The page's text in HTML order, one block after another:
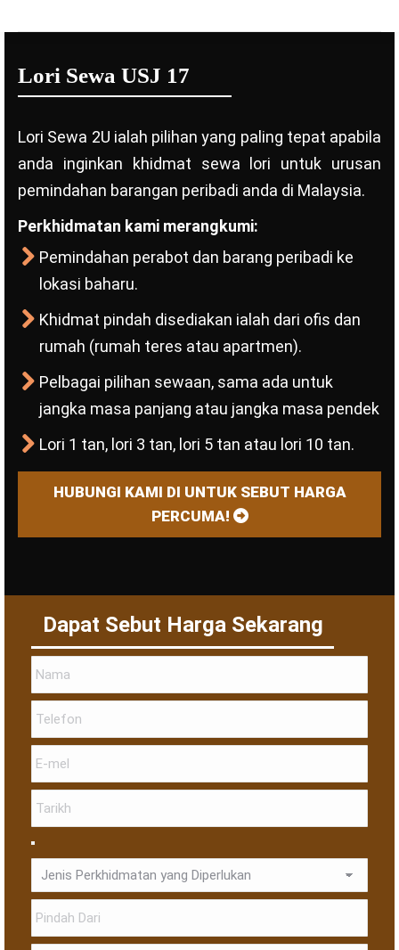
Lori Sewa USJ 17
Lori Sewa 2U ialah pilihan yang paling tepat apabila
anda inginkan khidmat sewa lori untuk urusan
pemindahan barangan peribadi anda di Malaysia.
Perkhidmatan kami merangkumi:
Pemindahan perabot dan barang peribadi ke
lokasi baharu.
Khidmat pindah disediakan ialah dari ofis dan
rumah (rumah teres atau apartmen).
Pelbagai pilihan sewaan, sama ada untuk
jangka masa panjang atau jangka masa pendek
Lori 1 tan, lori 3 tan, lori 5 tan atau lori 10 tan.
HUBUNGI KAMI DI UNTUK SEBUT HARGA
PERCUMA!
Dapat Sebut Harga Sekarang